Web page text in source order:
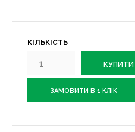
КІЛЬКІСТЬ
ЗАМОВИТИ В 1 КЛІК